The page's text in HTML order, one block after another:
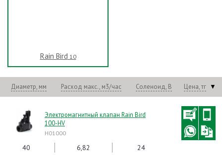
Rain Bird 10
Диаметр, мм Расход макс., м3/час Соленоид, В Цена, тг ▼
Электромагнитный клапан Rain Bird
100-HV
H01000
40 6,82 24